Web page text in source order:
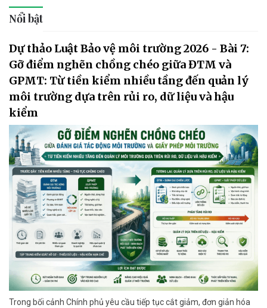
Nổi bật
Dự thảo Luật Bảo vệ môi trường 2026 - Bài 7:
Gỡ điểm nghẽn chồng chéo giữa ĐTM và
GPMT: Từ tiền kiểm nhiều tầng đến quản lý
môi trường dựa trên rủi ro, dữ liệu và hậu
kiểm
Trong bối cảnh Chính phủ yêu cầu tiếp tục cắt giảm, đơn giản hóa